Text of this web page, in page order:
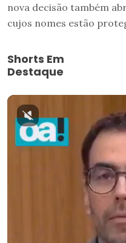
nova decisão também
cujos nomes estão
Shorts Em
Destaque